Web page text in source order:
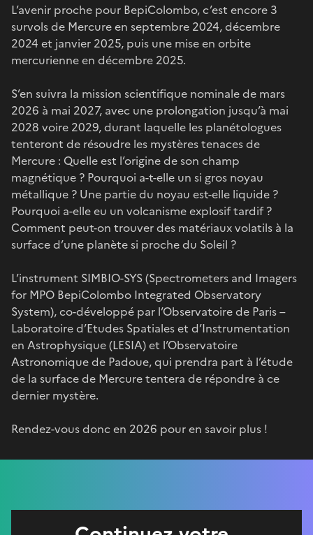
L’avenir proche pour BepiColombo, c’est encore 3
survols de Mercure en septembre 2024, décembre
2024 et janvier 2025, puis une mise en orbite
mercurienne en décembre 2025.
S’en suivra la mission scientifique nominale de mars
2026 à mai 2027, avec une prolongation jusqu’à mai
2028 voire 2029, durant laquelle les planétologues
tenteront de résoudre les mystères tenaces de
Mercure : Quelle est l’origine de son champ
magnétique ? Pourquoi a-t-elle un si gros noyau
métallique ? Une partie du noyau est-elle liquide ?
Pourquoi a-elle eu un volcanisme explosif tardif ?
Comment peut-on trouver des matériaux volatils à la
surface d’une planète si proche du Soleil ?
L’instrument SIMBIO-SYS (Spectrometers and Imagers
for MPO BepiColombo Integrated Observatory
System), co-développé par l’Observatoire de Paris –
Laboratoire d’Etudes Spatiales et d’Instrumentation
en Astrophysique (LESIA) et l’Observatoire
Astronomique de Padoue, qui prendra part à l’étude
de la surface de Mercure tentera de répondre à ce
dernier mystère.
Rendez-vous donc en 2026 pour en savoir plus !